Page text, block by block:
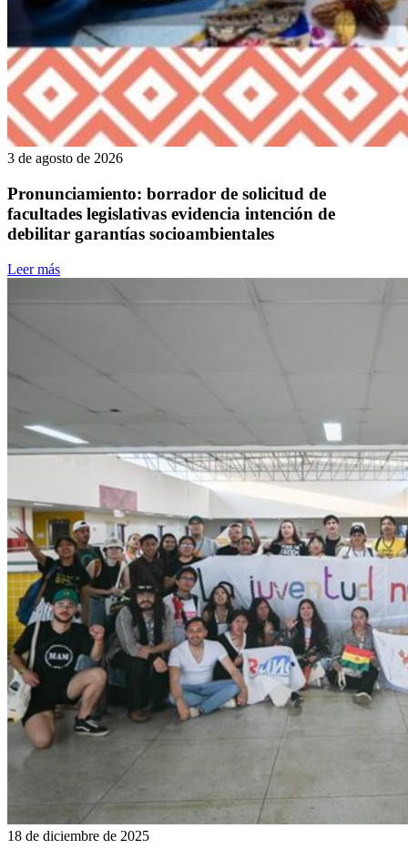
3 de agosto de 2026
Pronunciamiento: borrador de solicitud de
facultades legislativas evidencia intención de
debilitar garantías socioambientales
Leer más
18 de diciembre de 2025